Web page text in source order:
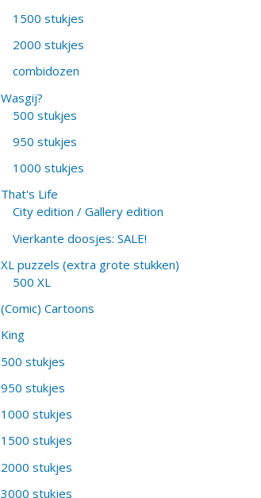
1500 stukjes
2000 stukjes
combidozen
Wasgij?
500 stukjes
950 stukjes
1000 stukjes
That's Life
City edition / Gallery edition
Vierkante doosjes: SALE!
XL puzzels (extra grote stukken)
500 XL
(Comic) Cartoons
King
500 stukjes
950 stukjes
1000 stukjes
1500 stukjes
2000 stukjes
3000 stukjes